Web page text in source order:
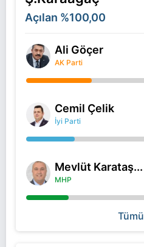
Açılan %100,00
Ali Göçer
AK Parti
Cemil Çelik
İyi Parti
Mevlüt Karataş...
MHP
Tümü